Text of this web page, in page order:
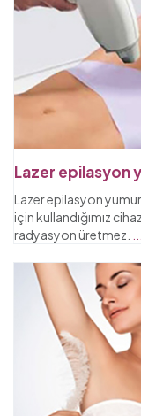
Lazer epilasyon
Lazer epilasyon
için kullandığımız
radyasyon üretmez.